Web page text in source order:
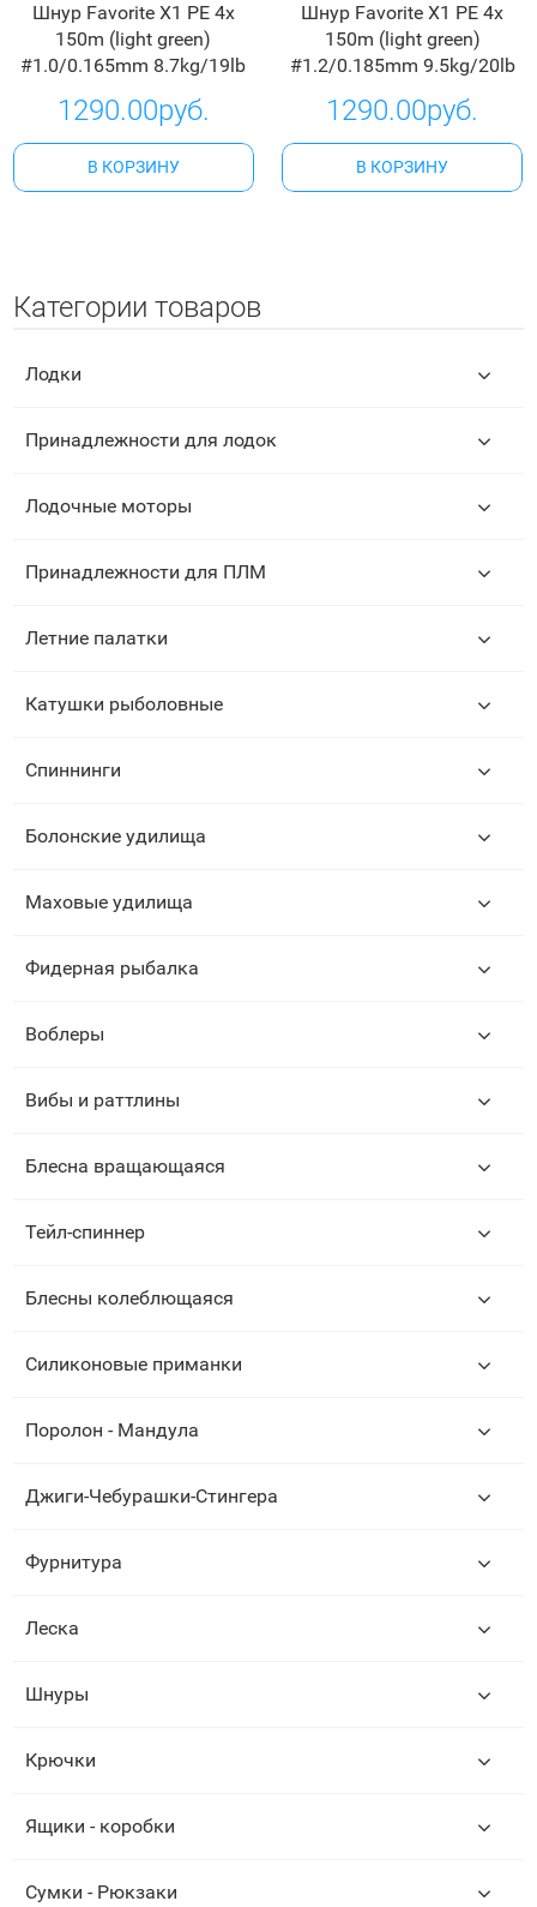
Шнур Favorite X1 PE 4x
150m (light green)
#1.0/0.165mm 8.7kg/19lb
1290.00руб.
В КОРЗИНУ
Шнур Favorite X1 PE 4x
150m (light green)
#1.2/0.185mm 9.5kg/20lb
1290.00руб.
В КОРЗИНУ
Категории товаров
Лодки
Принадлежности для лодок
Лодочные моторы
Принадлежности для ПЛМ
Летние палатки
Катушки рыболовные
Спиннинги
Болонские удилища
Маховые удилища
Фидерная рыбалка
Воблеры
Вибы и раттлины
Блесна вращающаяся
Тейл-спиннер
Блесны колеблющаяся
Силиконовые приманки
Поролон - Мандула
Джиги-Чебурашки-Стингера
Фурнитура
Леска
Шнуры
Крючки
Ящики - коробки
Сумки - Рюкзаки